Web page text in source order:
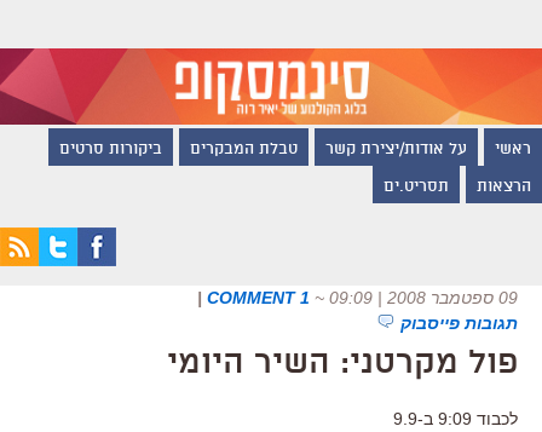
ראשי על אודות/יצירת קשר טבלת המבקרים ביקורות סרטים
הרצאות תסריט.ים
09 ספטמבר 2008 | 09:09 ~
1 COMMENT
|
תגובות פייסבוק
פול מקרטני: השיר היומי
לכבוד 9:09 ב-9.9